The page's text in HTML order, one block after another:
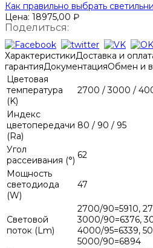
Как правильно выбрать
Цена: 18975,00 ₽
Поделиться:
ХарактеристикиДоставка и
гарантияДокументацияОбмен и
Цветовая
температура
(K)
2700 / 3000 /
Индекс
цветопередачи
(Ra)
80 / 90 / 95
Угол
рассеивания (°) 62
Мощность
светодиода
(W)
47
Световой
поток (Lm)
2700/90=5910,
3000/90=6376,
4000/95=6339,
5000/90=6894